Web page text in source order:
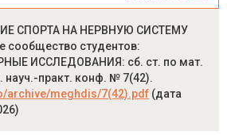
СПОРТА НА НЕРВНУЮ СИСТЕМУ
сообщество студентов:
ИССЛЕДОВАНИЯ: сб. ст. по мат.
науч.-практ. конф. № 7(42).
archive/meghdis/7(42).pdf (дата